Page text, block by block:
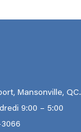
à
Mansonville, QC.
9:00 – 5:00